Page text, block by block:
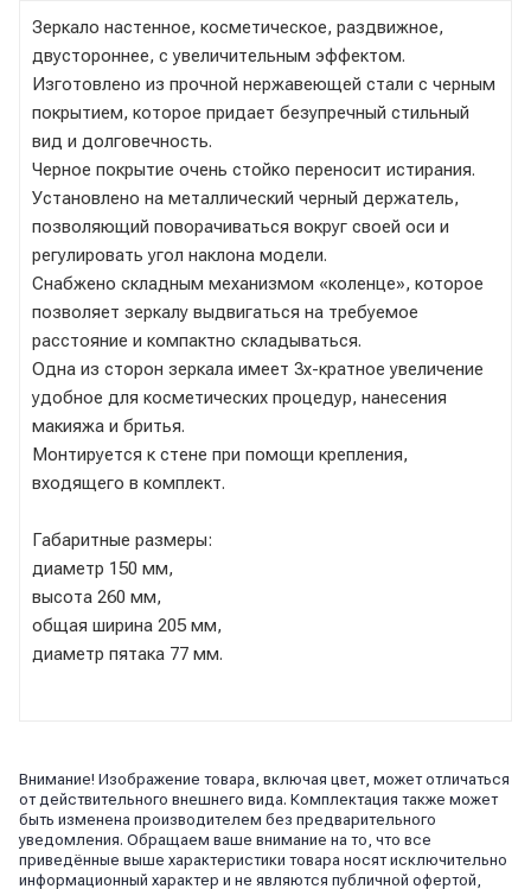
Зеркало настенное, косметическое, раздвижное,
двустороннее, с увеличительным эффектом.
Изготовлено из прочной нержавеющей стали с черным
покрытием, которое придает безупречный стильный
вид и долговечность.
Черное покрытие очень стойко переносит истирания.
Установлено на металлический черный держатель,
позволяющий поворачиваться вокруг своей оси и
регулировать угол наклона модели.
Снабжено складным механизмом «коленце», которое
позволяет зеркалу выдвигаться на требуемое
расстояние и компактно складываться.
Одна из сторон зеркала имеет 3х-кратное увеличение
удобное для косметических процедур, нанесения
макияжа и бритья.
Монтируется к стене при помощи крепления,
входящего в комплект.
Габаритные размеры:
диаметр 150 мм,
высота 260 мм,
общая ширина 205 мм,
диаметр пятака 77 мм.
Внимание! Изображение товара, включая цвет, может отличаться
от действительного внешнего вида. Комплектация также может
быть изменена производителем без предварительного
уведомления. Обращаем ваше внимание на то, что все
приведённые выше характеристики товара носят исключительно
информационный характер и не являются публичной офертой,